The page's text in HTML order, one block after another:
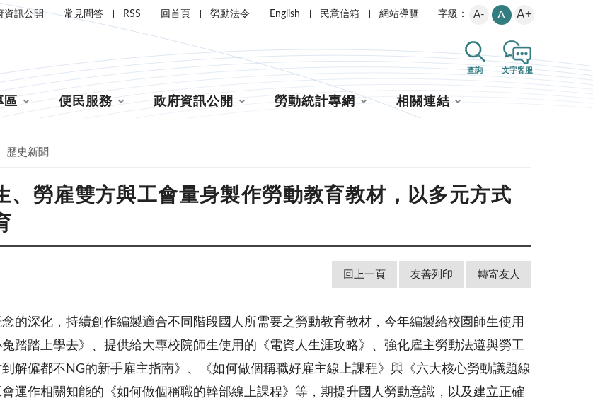
資訊公開 常見問答 RSS 回首頁 勞動法令 English 民意信箱 網站導覽 字級： A- A A+
查詢 文字客服
區 便民服務 政府資訊公開 勞動統計專網 相關連結
歷史新聞
、勞雇雙方與工會量身製作勞動教育教材，以多元方式
回上一頁 友善列印 轉寄友人
的深化，持續創作編製適合不同階段國人所需要之勞動教育教材，今年編製給校園師生使用
踏踏上學去》、提供給大專校院師生使用的《電資人生涯攻略》、強化雇主勞動法遵與勞工
解僱都不NG的新手雇主指南》、《如何做個稱職好雇主線上課程》與《六大核心勞動議題線
運作相關知能的《如何做個稱職的幹部線上課程》等，期提升國人勞動意識，以及建立正確